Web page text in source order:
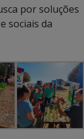
por soluções
sociais da